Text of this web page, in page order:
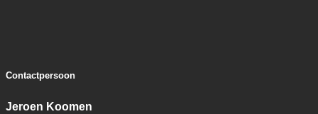
Contactpersoon
Jeroen Koomen